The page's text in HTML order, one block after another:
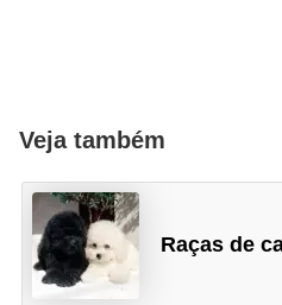
Veja também
Raças de
a
ç
ã